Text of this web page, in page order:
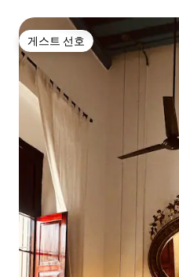
게스트 선호
게스트 선호